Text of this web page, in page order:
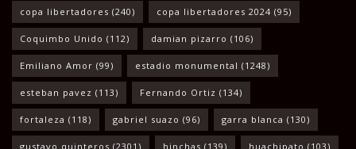
copa libertadores (240) copa libertadores 2024 (95)
Coquimbo Unido (112) damian pizarro (106)
Emiliano Amor (99) estadio monumental (1248)
esteban pavez (113) Fernando Ortiz (134)
fortaleza (118) gabriel suazo (96) garra blanca (130)
gustavo quinteros (2301) hinchas (139) huachipato (103)